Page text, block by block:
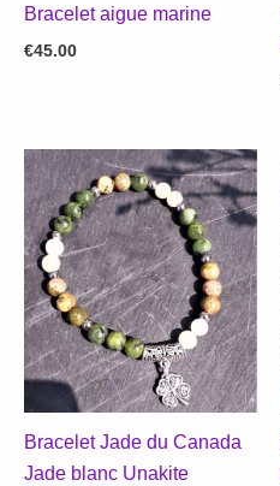
Bracelet aigue marine
€45.00
Bracelet Jade du Canada
Jade blanc Unakite